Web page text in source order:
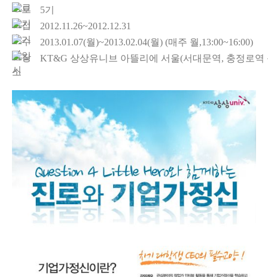
5기
2012.11.26~2012.12.31
2013.01.07(월)~2013.02.04(월) (매주 월,13:00~16:00)
KT&G 상상유니브 아뜰리에 서울(서대문역, 충정로역